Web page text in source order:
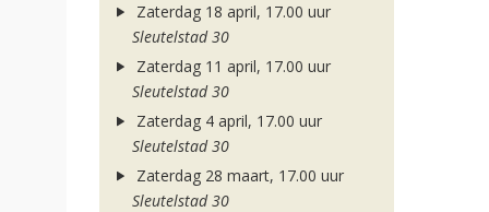
Zaterdag 18 april, 17.00 uur
Sleutelstad 30
Zaterdag 11 april, 17.00 uur
Sleutelstad 30
Zaterdag 4 april, 17.00 uur
Sleutelstad 30
Zaterdag 28 maart, 17.00 uur
Sleutelstad 30